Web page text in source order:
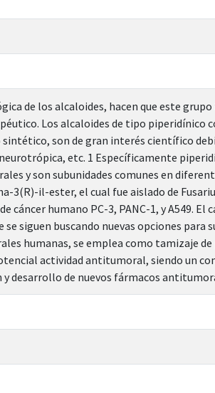
de los alcaloides, hacen que este
Los alcaloides de tipo piperidínico
son de gran interés científico
etc. 1 Específicamente
y son subunidades comunes en
il-ester, el cual fue aislado de
humano PC-3, PANC-1, y A549. El
siguen buscando nuevas opciones para
humanas, se emplea como tamizaje de
actividad antitumoral, siendo un
desarrollo de nuevos fármacos